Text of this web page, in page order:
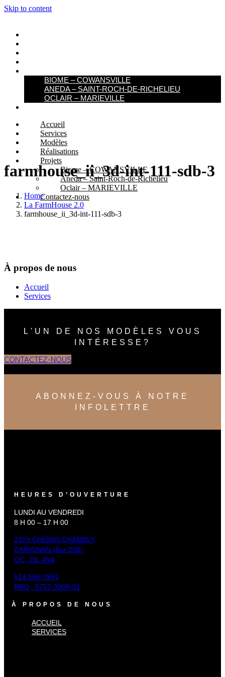
Skip to content
BIOME – COWANSVILLE​
ANEDA – SAINT-ROCH-DE-RICHELIEU
OCLAIR – MARIEVILLE
Accueil
Services
Modèles
Réalisations
Projets
Biome – COWANSVILLE​
Aneda – Saint-Roch-de-Richelieu
Oclair – MARIEVILLE
Contactez-nous
farmhouse_ii_3d-int-111-sdb-3
Home
La FarmHouse 2.0
farmhouse_ii_3d-int-111-sdb-3
À propos de nous
Accueil
Services
L'UN DE NOS MODÈLES VOUS
INTÉRESSE?
CONTACTEZ-NOUS
ABONNEZ-VOUS À NOTRE
INFOLETTRE
HEURES D’OUVERTURE
LUNDI AU VENDREDI
8 H 00 – 17 H 00
2379 CHEMIN CHAMBLY,
CARIGNAN (Bur 208),
QC, J3L 4N4
514 566-3991
RBQ : 5757-3909-01
À PROPOS DE NOUS
ACCUEIL
SERVICES